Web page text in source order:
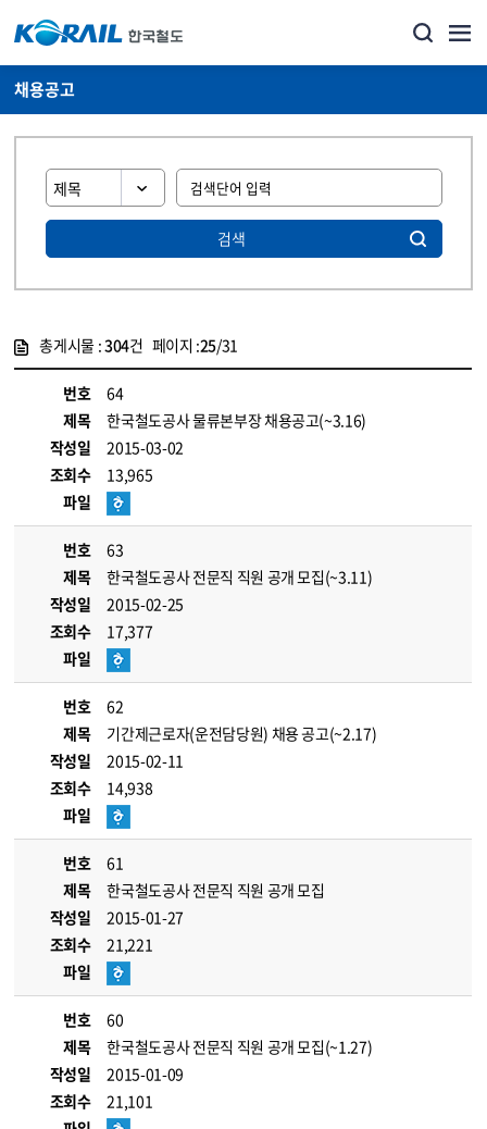
채용공고
검색
총게시물 :304건 페이지 :25/31
번호
64
제목
한국철도공사 물류본부장 채용공고(~3.16)
작성일
2015-03-02
조회수
13,965
파일
번호
63
제목
한국철도공사 전문직 직원 공개 모집(~3.11)
작성일
2015-02-25
조회수
17,377
파일
번호
62
제목
기간제근로자(운전담당원) 채용 공고(~2.17)
작성일
2015-02-11
조회수
14,938
파일
번호
61
제목
한국철도공사 전문직 직원 공개 모집
작성일
2015-01-27
조회수
21,221
파일
번호
60
제목
한국철도공사 전문직 직원 공개 모집(~1.27)
작성일
2015-01-09
조회수
21,101